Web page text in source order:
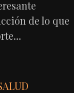
de lo que